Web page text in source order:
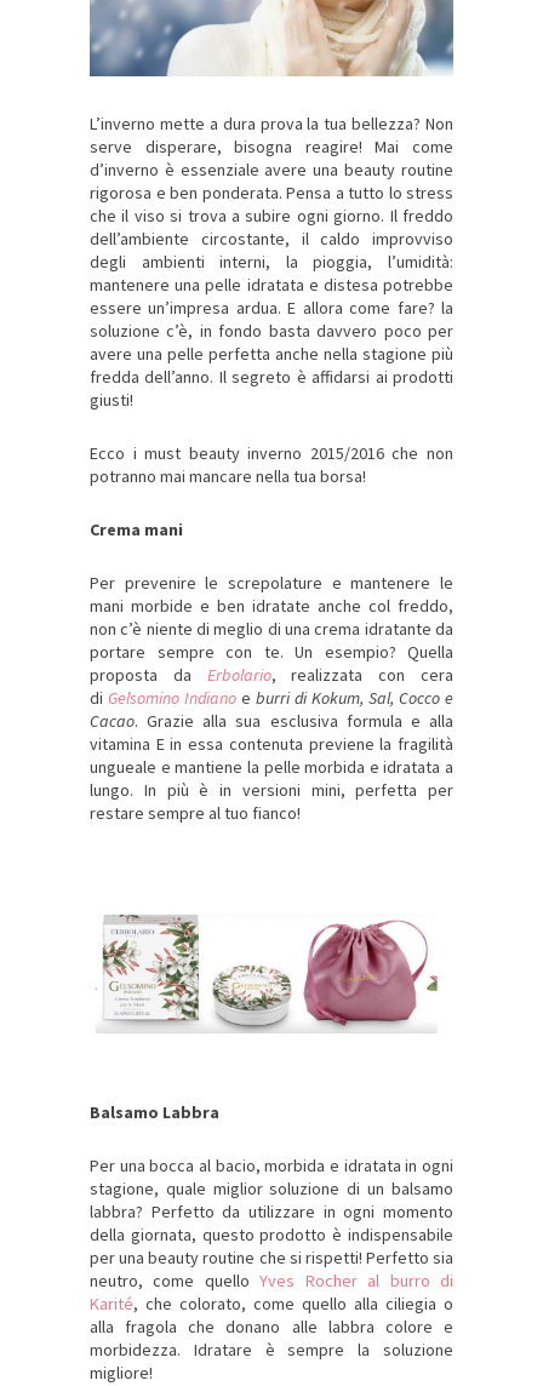
L’inverno mette a dura prova la tua bellezza? Non
serve disperare, bisogna reagire! Mai come
d’inverno è essenziale avere una beauty routine
rigorosa e ben ponderata. Pensa a tutto lo stress
che il viso si trova a subire ogni giorno. Il freddo
dell’ambiente circostante, il caldo improvviso
degli ambienti interni, la pioggia, l’umidità:
mantenere una pelle idratata e distesa potrebbe
essere un’impresa ardua. E allora come fare? la
soluzione c’è, in fondo basta davvero poco per
avere una pelle perfetta anche nella stagione più
fredda dell’anno. Il segreto è affidarsi ai prodotti
giusti!
Ecco i must beauty inverno 2015/2016 che non
potranno mai mancare nella tua borsa!
Crema mani
Per prevenire le screpolature e mantenere le
mani morbide e ben idratate anche col freddo,
non c’è niente di meglio di una crema idratante da
portare sempre con te. Un esempio? Quella
proposta da Erbolario, realizzata con cera
di Gelsomino Indiano e burri di Kokum, Sal, Cocco e
Cacao. Grazie alla sua esclusiva formula e alla
vitamina E in essa contenuta previene la fragilità
ungueale e mantiene la pelle morbida e idratata a
lungo. In più è in versioni mini, perfetta per
restare sempre al tuo fianco!
Balsamo Labbra
Per una bocca al bacio, morbida e idratata in ogni
stagione, quale miglior soluzione di un balsamo
labbra? Perfetto da utilizzare in ogni momento
della giornata, questo prodotto è indispensabile
per una beauty routine che si rispetti! Perfetto sia
neutro, come quelloYves Rocher al burro di
Karité, che colorato, come quello alla ciliegia o
alla fragola che donano alle labbra colore e
morbidezza. Idratare è sempre la soluzione
migliore!